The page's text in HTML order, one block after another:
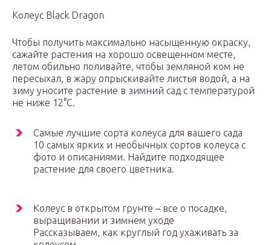
Колеус Black Dragon
Чтобы получить максимально насыщенную окраску,
сажайте растения на хорошо освещенном месте,
летом обильно поливайте, чтобы земляной ком не
пересыхал, в жару опрыскивайте листья водой, а на
зиму уносите растение в зимний сад с температурой
не ниже 12°С.
Самые лучшие сорта колеуса для вашего сада
10 самых ярких и необычных сортов колеуса с
фото и описаниями. Найдите подходящее
растение для своего цветника.
Колеус в открытом грунте – все о посадке,
выращивании и зимнем уходе
Рассказываем, как круглый год ухаживать за